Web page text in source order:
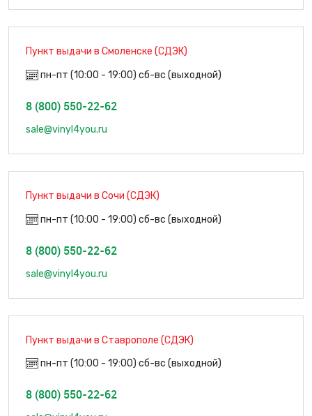
Пункт выдачи в Смоленске (СДЭК)
пн-пт (10:00 - 19:00) сб-вс (выходной)
8 (800) 550-22-62
sale@vinyl4you.ru
Пункт выдачи в Сочи (СДЭК)
пн-пт (10:00 - 19:00) сб-вс (выходной)
8 (800) 550-22-62
sale@vinyl4you.ru
Пункт выдачи в Ставрополе (СДЭК)
пн-пт (10:00 - 19:00) сб-вс (выходной)
8 (800) 550-22-62